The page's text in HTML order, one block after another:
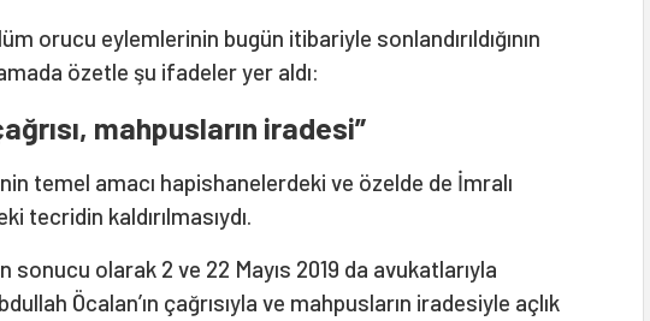
orucu eylemlerinin bugün itibariyle sonlandırıldığının
özetle şu ifadeler yer aldı:
mahpusların iradesi”
temel amacı hapishanelerdeki ve özelde de İmralı
tecridin kaldırılmasıydı.
sonucu olarak 2 ve 22 Mayıs 2019 da avukatlarıyla
Öcalan’ın çağrısıyla ve mahpusların iradesiyle açlık